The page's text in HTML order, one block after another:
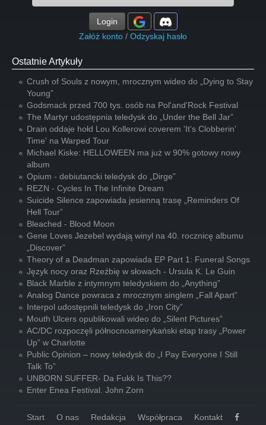
Login
Załóż konto / Odzyskaj hasło
Ostatnie Artykuły
Crush of Souls z nowym, mrocznym wideo do „Dying to Stay
Young”
Godsmack przed 700 tys. osób na Pol'and'Rock Festival
The Martyr udostępnia teledysk do „Under the Bell Jar”
Drain oddaje hołd Lou Kollerowi coverem 'It's Clobberin'
Time' na Warped Tour
Michael Kiske: HELLOWEEN ma już w 90% gotowy nowy
album
Opium - debiutancki teledysk do „Dirge”
REZN - Cycles In The Infinite Dream
Suicide Silence zapowiada jesienną trasę „Reminders Of
Hell Tour”
Bleached - Blood Moon
Gene Loves Jezebel wydają winyl na 40. rocznicę albumu
„Discover”
Theory of a Deadman zapowiada EP Part 1: Funeral Songs
Język nocy oraz Rzeźbię w słowach - Ursula K. Le Guin
Black Marble z intymnym teledyskiem do „Anything”
Analog Dance powraca z mrocznym singlem „Fall Apart”
Interpol udostępnili teledysk do „Iron City”
Mouth Ulcers opublikowali wideo do „Silent Pictures”
AC/DC rozpoczęli północnoamerykański etap trasy „Power
Up” w Charlotte
Public Opinion – nowy teledysk do „I Pay Everyone I Still
Talk To”
UNBORN SUFFER- Da Fukk Is This??
Enter Enea Festival. John Zorn
Start O nas Redakcja Współpraca Kontakt